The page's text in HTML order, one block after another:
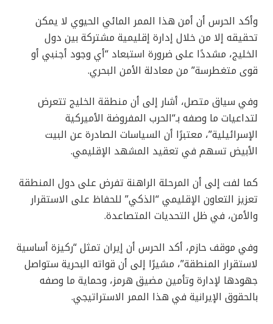
وأكد الحرس أن أمن هذا الممر المائي الحيوي لا يمكن
تحقيقه إلا من خلال إدارة إقليمية مشتركة بين دول
الخليج، مشددًا على ضرورة استبعاد “أي وجود أجنبي أو
قوى متغطرسة” من معادلة الأمن البحري.
وفي سياق متصل، أشار إلى أن منطقة الخليج تتعرض
لتداعيات ما وصفه بـ“الحرب المفروضة الأميركية
الإسرائيلية”، معتبرًا أن السياسات الصادرة عن البيت
الأبيض تسهم في تعقيد المشهد الإقليمي.
كما لفت إلى أن المرحلة الراهنة تفرض على دول المنطقة
تعزيز التعاون الإقليمي “الذكي” للحفاظ على الاستقرار
والأمن، في ظل التحديات المتصاعدة.
وفي موقف حازم، أكد الحرس أن إيران تمثل “ركيزة أساسية
لاستقرار المنطقة”، مشيرًا إلى أن قواته البحرية ستواصل
جهودها لإدارة وتأمين مضيق هرمز، وحماية ما وصفه
بالحقوق الإيرانية في هذا الممر الاستراتيجي.